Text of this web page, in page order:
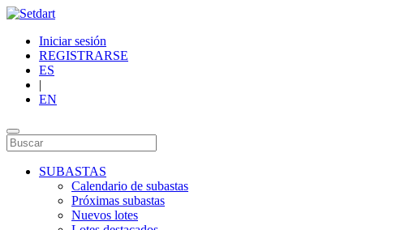
Iniciar sesión
REGISTRARSE
ES
|
EN
SUBASTAS
Calendario de subastas
Próximas subastas
Nuevos lotes